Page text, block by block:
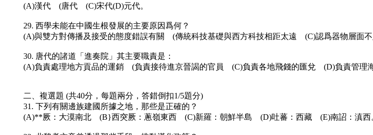
(A)漢代 (唐代 (C)宋代(D)元代。
29. 西學未能在中國生根發展的主要原因爲何？
(A)與雙方對傳播及接受的態度錯誤有關 (傳統科技基礎與西方科技相距太遠 (C)認爲器物層面
30. 唐代的諸道「進奏院」其主要職責是：
(A)負責處理地方貢品的運銷 (負責接待進京晉謁的官員 (C)負責各地飛錢的匯兌 (D)負責管理海
二、複選題 (共40分，每題兩分，答錯倒扣1/5題分)
31. 下列有關邊族建國所據之地，那些是正確的？
(A)**厥：大漠南北 (B}西突厥：蔥嶺東西 (C)新羅：朝鮮半島 (D)吐蕃：西藏 (E)南詔：滇西